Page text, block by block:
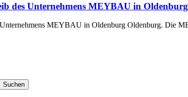
des Unternehmens MEYBAU in Oldenburg
Unternehmens MEYBAU in Oldenburg Oldenburg.